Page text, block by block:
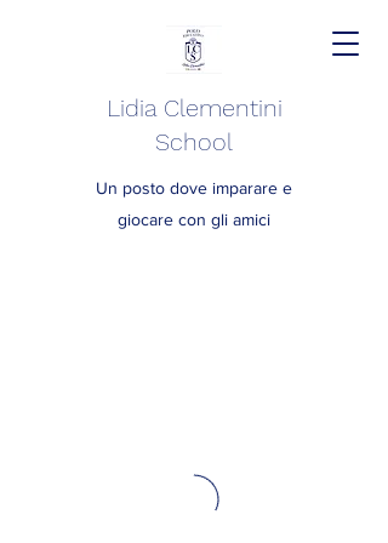
Lidia Clementini
School
Un posto dove imparare e
giocare con gli amici